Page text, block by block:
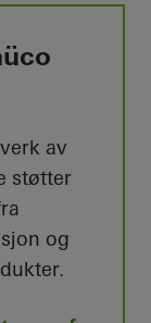
av
støtter
og